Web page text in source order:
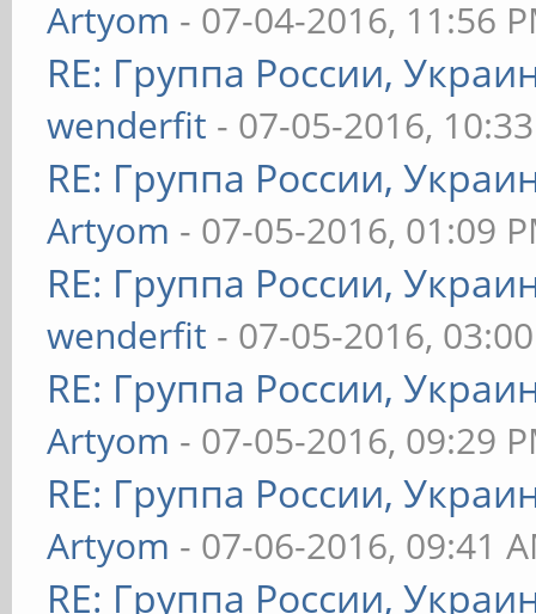
Artyom - 07-04-2016, 11:56
RE: Группа России,
wenderfit - 07-05-2016,
RE: Группа России,
Artyom - 07-05-2016, 01:09
RE: Группа России,
wenderfit - 07-05-2016,
RE: Группа России,
Artyom - 07-05-2016, 09:29
RE: Группа России,
Artyom - 07-06-2016, 09:41
RE: Группа России,